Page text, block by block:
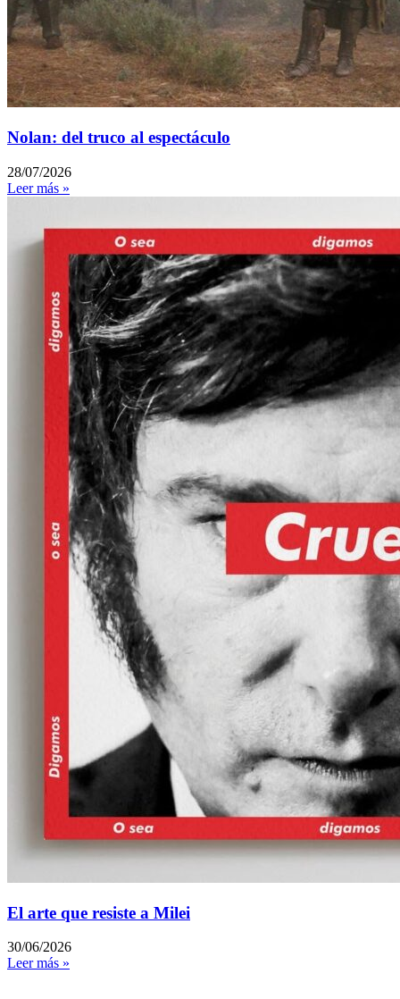
Nolan: del truco al espectáculo
28/07/2026
Leer más »
El arte que resiste a Milei
30/06/2026
Leer más »